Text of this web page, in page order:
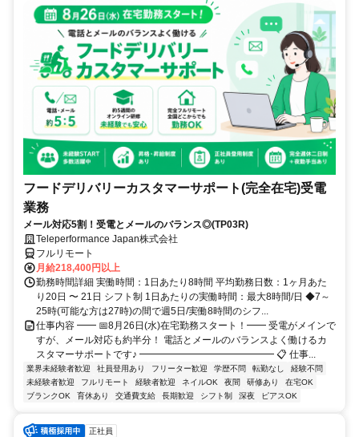
フードデリバリーカスタマーサポート(完全在宅)受電
業務
メール対応5割！受電とメールのバランス◎(TP03R)
Teleperformance Japan株式会社
フルリモート
月給218,400円以上
勤務時間詳細 実働時間：1日あたり8時間 平均勤務日数：1ヶ月あた
り20日 〜 21日 シフト制 1日あたりの実働時間：最大8時間/日 ◆7～
25時(可能な方は27時)の間で週5日/実働8時間のシフ...
仕事内容 ━━ 📅8月26日(水)在宅勤務スタート！━━ 受電がメインで
すが、メール対応も約半分！ 電話とメールのバランスよく働けるカ
スタマーサポートです♪ ━━━━━━━━━━━━━━ 📋 仕事...
業界未経験者歓迎 社員登用あり フリーター歓迎 学歴不問 転勤なし
経験不問
未経験者歓迎
フルリモート 経験者歓迎 ネイルOK 夜間 研修あり
在宅OK
ブランクOK
育休あり 交通費支給 長期歓迎 シフト制 深夜 ピアスOK
正社員